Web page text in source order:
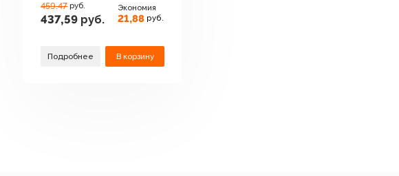
459.47 руб.
437,59 руб.
Экономия
21,88 руб.
Подробнее В корзину